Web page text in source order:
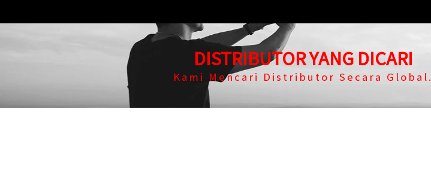
DISTRIBUTOR YANG DICARI
Kami Mencari Distributor Secara Global.